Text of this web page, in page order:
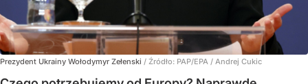
Prezydent Ukrainy Wołodymyr Zełenski / Źródło: PAP/EPA / Andrej Cukic